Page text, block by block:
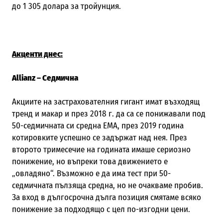
до 1 305 долара за тройунция.
Акценти днес:
Allianz –Седмична
Акциите на застрахователния гигант имат възходящ
тренд и макар и през 2018 г. да са се понижавали под
50-седмичната си средна ЕМА, през 2019 година
котировките успешно се задържат над нея. През
второто тримесечие на годината имаше сериозно
понижение, но въпреки това движението е
„овладяно“. Възможно е да има тест при 50-
седмичната пълзяща средна, но не очакваме пробив.
За вход в дългосрочна дълга позиция смятаме всяко
понижение за подходящо с цел по-изгодни цени.